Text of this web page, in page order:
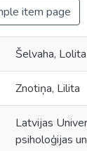
item page
Šelvaha, Lolita
Znotiņa, Lilita
Latvijas
psiholoģijas